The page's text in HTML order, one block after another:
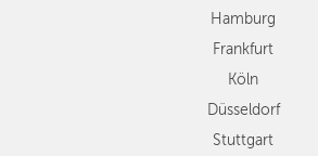
Essen
Dresden
Nürnberg
Wien
Hamburg
Frankfurt
Köln
Düsseldorf
Stuttgart